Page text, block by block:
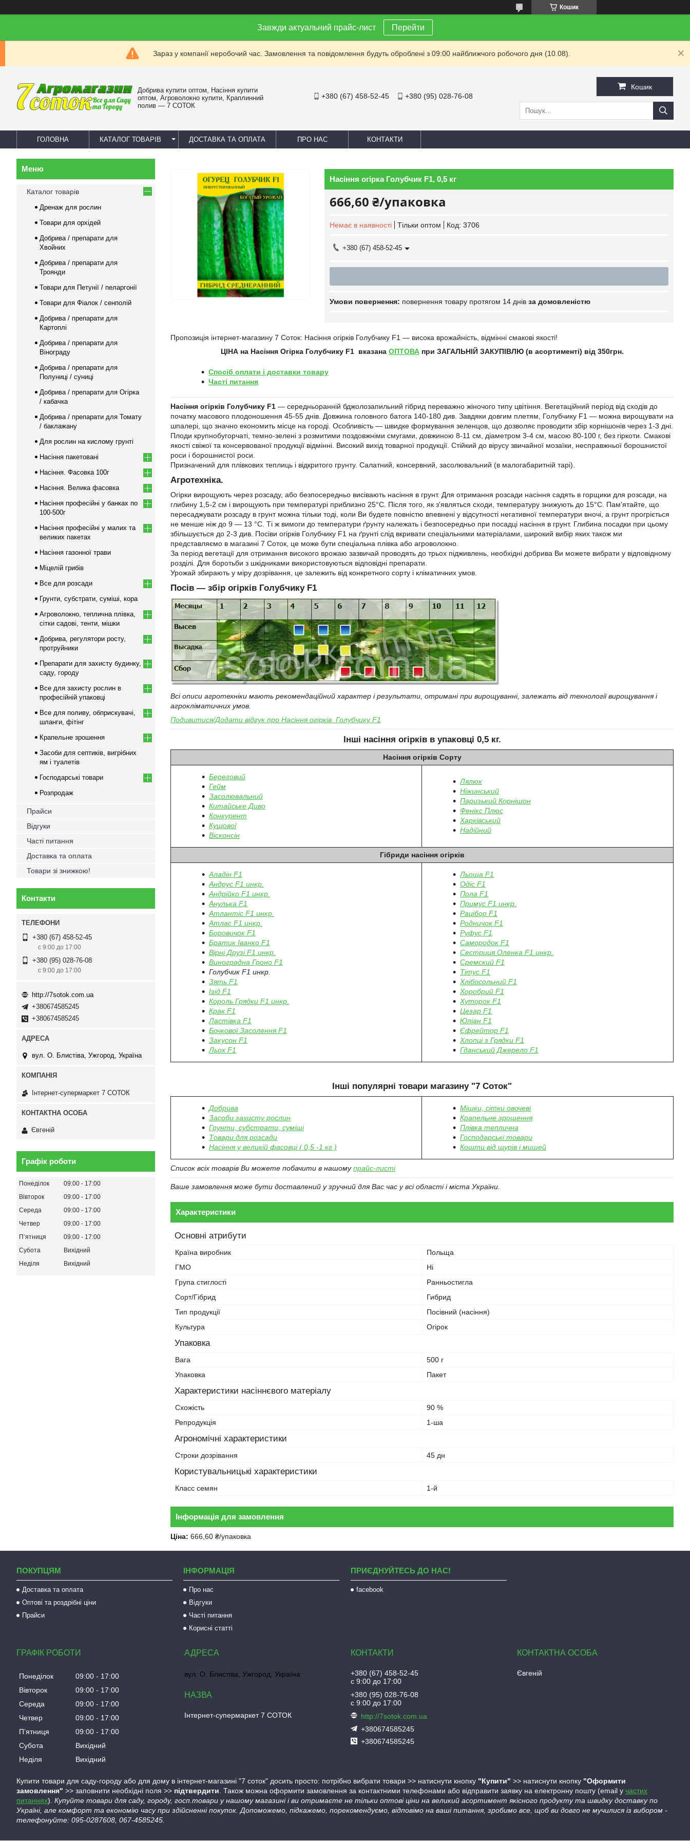
Кошик
Завжди актуальний прайс-лист Перейти
Зараз у компанії неробочий час. Замовлення та повідомлення будуть оброблені з 09:00 найближчого робочого дня (10.08).
Добрива купити оптом, Насіння купити
оптом, Агроволокно купити, Краплинний
полив — 7 СОТОК
+380 (67) 458-52-45 +380 (95) 028-76-08
Кошик
ГОЛОВНА КАТАЛОГ ТОВАРІВ ДОСТАВКА ТА ОПЛАТА ПРО НАС КОНТАКТИ
Насіння огірка Голубчик F1, 0,5 кг
666,60 ₴/упаковка
Немає в наявності Тільки оптом Код: 3706
+380 (67) 458-52-45
повернення товару протягом 14 днів за домовленістю
Пропозиція інтернет-магазину 7 Соток: Насіння огірків Голубчику F1 ― висока врожайність, відмінні смакові якості!
ЦІНА на Насіння Огірка Голубчику F1 вказана ОПТОВАпри ЗАГАЛЬНІЙ ЗАКУПІВЛЮ (в асортименті) від 350грн.
Спосіб оплати і доставки товару
Часті питання
Насіння огірків Голубчику F1 ― середньоранній бджолозапильний гібрид переважно жіночого типу цвітіння. Вегетаційний період від сходів до
початку масового плодоношення 45-55 днів. Довжина головного батога 140-180 див. Завдяки довгим плетям, Голубчику F1 ― можна вирощувати на
шпалері, що значно економить місце на городі. Особливість ― швидке формування зеленцов, що дозволяє проводити збір корнішонів через 1-3 дні.
Плоди крупнобугорчаті, темно-зелені з розмитими поздовжніми смугами, довжиною 8-11 см, діаметром 3-4 см, масою 80-100 г, без гіркоти. Смакові
якості свіжої та консервованої продукції відмінні. Високий вихід товарної продукції. Стійкий до вірусу звичайної мозаїки, несправжньої борошнистої
роси і борошнистої роси.
Призначений для плівкових теплиць і відкритого грунту. Салатний, консервний, засолювальний (в малогабаритній тарі).
Агротехніка.
Огірки вирощують через розсаду, або безпосередньо висівають насіння в грунт. Для отримання розсади насіння садять в горщики для розсади, на
глибину 1,5-2 см і вирощують при температурі приблизно 25°С. Після того, як з'являться сходи, температуру знижують до 15°С. Пам'ятайте, що
пересаджувати розсаду в грунт можна тільки тоді, коли Ви будете повністю впевнені у відсутності негативної температури вночі, а грунт прогріється
не менше ніж до 9 ― 13 °С. Ті ж вимоги до температури ґрунту належать і безпосередньо при посадці насіння в грунт. Глибина посадки при цьому
збільшується до 2-3 див. Посіви огірків Голубчику F1 на ґрунті слід вкривати спеціальними матеріалами, широкий вибір яких також ми
представляємо в магазині 7 Соток, це може бути спеціальна плівка або агроволокно.
За період вегетації для отримання високого врожаю зазвичай проводять до трьох підживлень, необхідні добрива Ви можете вибрати у відповідному
розділі. Для боротьби з шкідниками використовуються відповідні препарати.
Урожай збирають у міру дозрівання, це залежить від конкретного сорту і кліматичних умов.
Посів ― збір огірків Голубчику F1
Всі описи агротехніки мають рекомендаційний характер і результати, отримані при вирощуванні, залежать від технології вирощування і
агрокліматичних умов.
Подивитися/Додати відгук про Насіння огірків Голубчику F1
Інші насіння огірків в упаковці 0,5 кг.
Насіння огірків Сорту
Береговий
Гейм
Засолювальний
Китайське Диво
Конкурент
Кущової
Вісконсін
Лялюк
Ніжинський
Паризький Корнішон
Фенікс Плюс
Харківський
Надійний
Гібриди насіння огірків
Аладін F1
Андрус F1 инкр.
Андрійко F1 инкр.
Анулька F1
Атлантіс F1 инкр.
Атлас F1 инкр.
Боровичок F1
Братик Іванко F1
Вірні Друзі F1 инкр.
Виноградна Гроно F1
Голубчик F1 инкр.
Зять F1
Ізід F1
Король Грядки F1 инкр.
Крак F1
Ластівка F1
Бочкової Засолення F1
Закусон F1
Льох F1
Льоша F1
Одіс F1
Пола F1
Примус F1 инкр.
Рацібор F1
Родничок F1
Руфус F1
Самородок F1
Сестриця Оленка F1 инкр.
Сремский F1
Тітус F1
Хлібосольний F1
Хоробрий F1
Хуторок F1
Цезар F1
Юліан F1
Єфрейтор F1
Хлопці з Грядки F1
Гданський Джерело F1
Інші популярні товари магазину "7 Соток"
Добрива
Засоби захисту рослин
Грунти, субстрати, суміші
Товари для розсади
Насіння у великій фасовці ( 0,5 -1 кг )
Мішки, сітки овочеві
Крапельне зрошення
Плівка теплична
Господарські товари
Кошти від щурів і мишей
Список всіх товарів Ви можете побачити в нашомупрайс-листі
Ваше замовлення може бути доставлений у зручний для Вас час у всі області і міста України.
Характеристики
Основні атрибути
Країна виробник
Польща
ГМО
Ні
Група стиглості
Ранньостигла
Сорт/Гібрид
Гибрид
Тип продукції
Посівний (насіння)
Культура
Огірок
Упаковка
Вага
500 г
Упаковка
Пакет
Характеристики насіннєвого матеріалу
Схожість
90 %
Репродукція
1-ша
Агрономічні характеристики
Строки дозрівання 45 дн
Користувальницькі характеристики
Класс семян 1-й
Інформація для замовлення
Ціна: 666,60 ₴/упаковка
Каталог товарів
Дренаж для рослин
Товари для орхідей
Добрива / препарати для
Хвойних
Добрива / препарати для
Троянди
Товари для Петунії / пеларгонії
Товари для Фіалок / сенполій
Добрива / препарати для
Картоплі
Добрива / препарати для
Вінограду
Добрива / препарати для
Полуниці / суниці
Добрива / препарати для Огірка
/ кабачка
Добрива / препарати для Томату
/ баклажану
Для рослин на кислому грунті
Насіння пакетовані
Насіння. Фасовка 100г
Насіння. Велика фасовка
Насіння професійні у банках по
100-500г
Насіння професійні у малих та
великих пакетах
Насіння газонної трави
Міцелій грибів
Все для розсади
Грунти, субстрати, суміші, кора
Агроволокно, теплична плівка,
сітки садові, тенти, мішки
Добрива, регулятори росту,
протруйники
Препарати для захисту будинку,
саду, городу
Все для захисту рослин в
професійній упаковці
Все для поливу, обприскувачі,
шланги, фітінг
Крапельне зрошення
Засоби для септиків, вигрібних
ям і туалетів
Господарські товари
Розпродаж
Прайси
Відгуки
Часті питання
Доставка та оплата
Товари зі знижкою!
Контакти
+380 (67) 458-52-45
с 9:00 до 17:00
+380 (95) 028-76-08
с 9:00 до 17:00
http://7sotok.com.ua
+380674585245
+380674585245
вул. О. Блистіва, Ужгород, Україна
Інтернет-супермаркет 7 СОТОК
Євгеній
Графік роботи
Понеділок 09:00
17:00
Вівторок
09:00
17:00
Середа
09:00
17:00
Четвер
09:00
17:00
Пʼятниця
09:00
17:00
Субота
Вихідний
Неділя
Вихідний
ПОКУПЦЯМ
Доставка та оплата
Оптові та роздрібні ціни
Прайси
ІНФОРМАЦІЯ
Про нас
Відгуки
Часті питання
Корисні статті
ПРИЄДНУЙТЕСЬ ДО НАС!
facebook
ГРАФІК РОБОТИ
Понеділок 09:00
17:00
Вівторок
09:00
17:00
Середа
09:00
17:00
Четвер
09:00
17:00
Пʼятниця
09:00
17:00
Субота
Вихідний
Неділя
Вихідний
вул. О. Блистіва, Ужгород, Україна
Інтернет-супермаркет 7 СОТОК
+380 (67) 458-52-45
с 9:00 до 17:00
+380 (95) 028-76-08
с 9:00 до 17:00
http://7sotok.com.ua
+380674585245
+380674585245
Євгеній
Купити товари для саду-городу або для дому в інтернет-магазині "7 соток" досить просто: потрібно вибрати товари >> натиснути кнопку "Купити" >> натиснути кнопку "Оформити
замовлення" >> заповнити необхідні поля >> підтвердити . Також можна оформити замовлення за контактними телефонами або відправити заявку на електронну пошту (email у частих
питаннях). Купуйте товари для саду, городу, госп.товари у нашому магазині і ви отримаєте не тільки оптові ціни на великий асортимент якісного продукту та швидку доставку по
Україні, але комфорт та економію часу при здійсненні покупок. Допоможемо, підкажемо, порекомендуємо, відповімо на ваші питання, зробимо все, щоб ви довго не мучилися із вибором -
телефонуйте: 095-0287608, 067-4585245.